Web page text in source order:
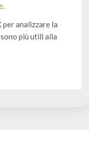
analizzare la
più utili alla